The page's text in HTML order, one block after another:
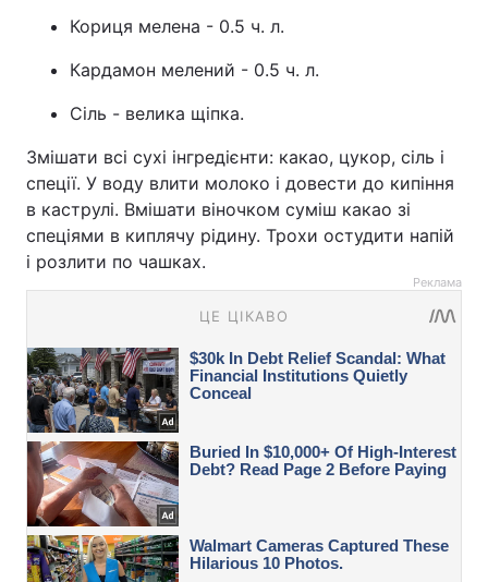
Кориця мелена - 0.5 ч. л.
Кардамон мелений - 0.5 ч. л.
Сіль - велика щіпка.
Змішати всі сухі інгредієнти: какао, цукор, сіль і
спеції. У воду влити молоко і довести до кипіння
в каструлі. Вмішати віночком суміш какао зі
спеціями в киплячу рідину. Трохи остудити напій
і розлити по чашках.
Реклама